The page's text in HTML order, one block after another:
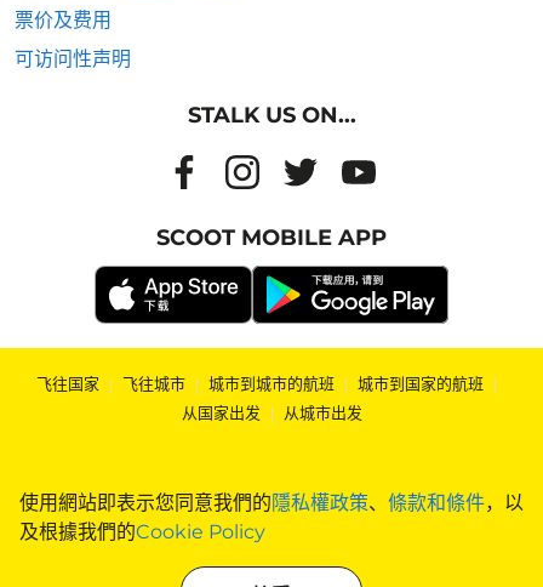
使用網站即表示您同意我們的隱私權政策、 條款和條件，以
及根據我們的Cookie Policy
票价及费用
可访问性声明
STALK US ON...
SCOOT MOBILE APP
飞往国家 | 飞往城市 | 城市到城市的航班 | 城市到国家的航班 |
从国家出发 | 从城市出发